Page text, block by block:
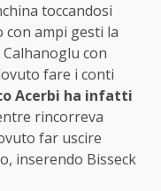
toccandosi
con ampi gesti la
con
fare i conti
Acerbi ha infatti
rincorreva
far uscire
inserendo Bisseck